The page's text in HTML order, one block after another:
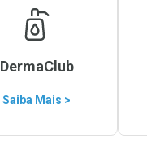
DermaClub
Saiba Mais >